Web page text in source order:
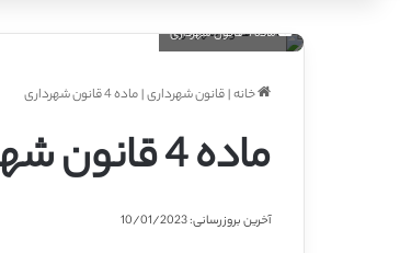
ماده 4 قانون شهرداری
خانه|قانون شهرداری|ماده 4 قانون شهرداری
ماده 4 قانون شهرداری
آخرین بروزرسانی: 10/01/2023